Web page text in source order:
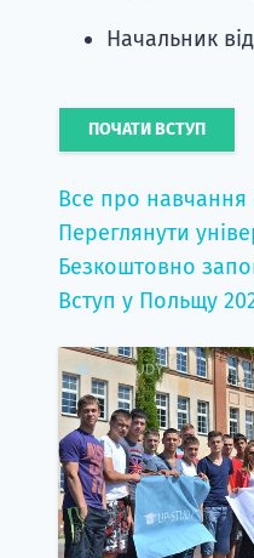
Начальник
ПОЧАТИ ВСТУП
Все про
Переглянути
Безкоштовно
Вступ у Польщу